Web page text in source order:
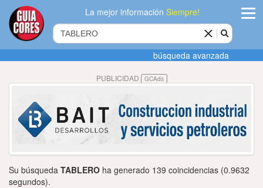
La mejor informaciónSiempre!
Agregar
empresa
Actualizar
datos
Publicidad
búsqueda avanzada
PUBLICIDAD GCAds
Su búsqueda TABLERO ha generado 139 coincidencias (0.9632
segundos).